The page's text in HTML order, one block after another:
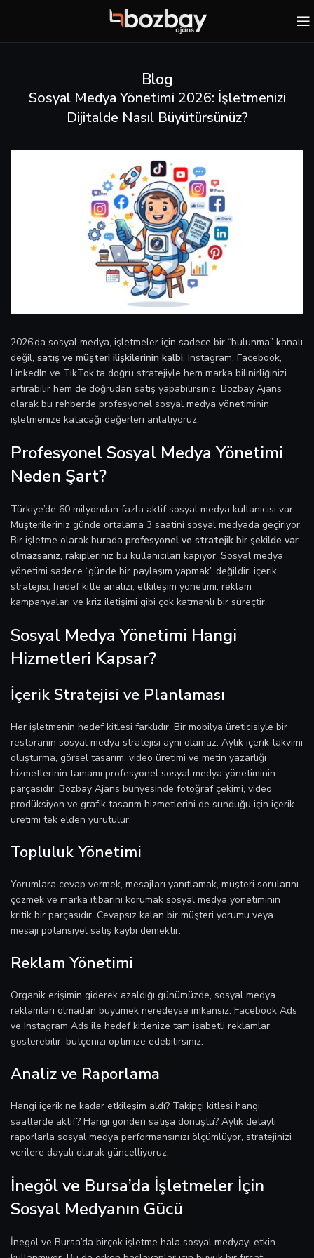
Blog
Sosyal Medya Yönetimi 2026: İşletmenizi
Dijitalde Nasıl Büyütürsünüz?
2026’da sosyal medya, işletmeler için sadece bir “bulunma” kanalı
değil, satış ve müşteri ilişkilerinin kalbi. Instagram, Facebook,
LinkedIn ve TikTok’ta doğru stratejiyle hem marka bilinirliğinizi
artırabilir hem de doğrudan satış yapabilirsiniz. Bozbay Ajans
olarak bu rehberde profesyonel sosyal medya yönetiminin
işletmenize katacağı değerleri anlatıyoruz.
Profesyonel Sosyal Medya Yönetimi
Neden Şart?
Türkiye’de 60 milyondan fazla aktif sosyal medya kullanıcısı var.
Müşterileriniz günde ortalama 3 saatini sosyal medyada geçiriyor.
Bir işletme olarak burada profesyonel ve stratejik bir şekilde var
olmazsanız, rakipleriniz bu kullanıcıları kapıyor. Sosyal medya
yönetimi sadece “günde bir paylaşım yapmak” değildir; içerik
stratejisi, hedef kitle analizi, etkileşim yönetimi, reklam
kampanyaları ve kriz iletişimi gibi çok katmanlı bir süreçtir.
Sosyal Medya Yönetimi Hangi
Hizmetleri Kapsar?
İçerik Stratejisi ve Planlaması
Her işletmenin hedef kitlesi farklıdır. Bir mobilya üreticisiyle bir
restoranın sosyal medya stratejisi aynı olamaz. Aylık içerik takvimi
oluşturma, görsel tasarım, video üretimi ve metin yazarlığı
hizmetlerinin tamamı profesyonel sosyal medya yönetiminin
parçasıdır. Bozbay Ajans bünyesinde fotoğraf çekimi, video
prodüksiyon ve grafik tasarım hizmetlerini de sunduğu için içerik
üretimi tek elden yürütülür.
Topluluk Yönetimi
Yorumlara cevap vermek, mesajları yanıtlamak, müşteri sorularını
çözmek ve marka itibarını korumak sosyal medya yönetiminin
kritik bir parçasıdır. Cevapsız kalan bir müşteri yorumu veya
mesajı potansiyel satış kaybı demektir.
Reklam Yönetimi
Organik erişimin giderek azaldığı günümüzde, sosyal medya
reklamları olmadan büyümek neredeyse imkansız. Facebook Ads
ve Instagram Ads ile hedef kitlenize tam isabetli reklamlar
gösterebilir, bütçenizi optimize edebilirsiniz.
Analiz ve Raporlama
Hangi içerik ne kadar etkileşim aldı? Takipçi kitlesi hangi
saatlerde aktif? Hangi gönderi satışa dönüştü? Aylık detaylı
raporlarla sosyal medya performansınızı ölçümlüyor, stratejinizi
verilere dayalı olarak güncelliyoruz.
İnegöl ve Bursa’da İşletmeler İçin
Sosyal Medyanın Gücü
İnegöl ve Bursa’da birçok işletme hala sosyal medyayı etkin